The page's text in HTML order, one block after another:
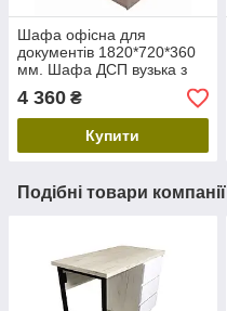
Шафа офісна для
документів 1820*720*360
мм. Шафа ДСП вузька з
дверцятами та полицями
для книг
4 360 ₴
Купити
Подібні товари компанії